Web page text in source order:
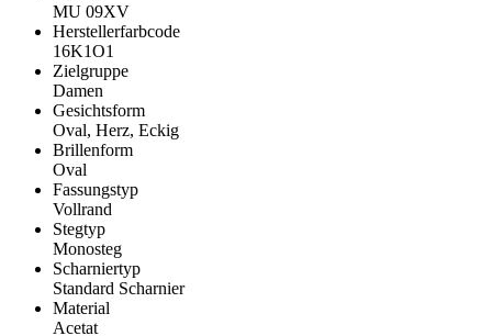
MU 09XV
Herstellerfarbcode
16K1O1
Zielgruppe
Damen
Gesichtsform
Oval, Herz, Eckig
Brillenform
Oval
Fassungstyp
Vollrand
Stegtyp
Monosteg
Scharniertyp
Standard Scharnier
Material
Acetat